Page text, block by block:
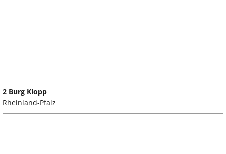
2 Burg Klopp
Rheinland-Pfalz